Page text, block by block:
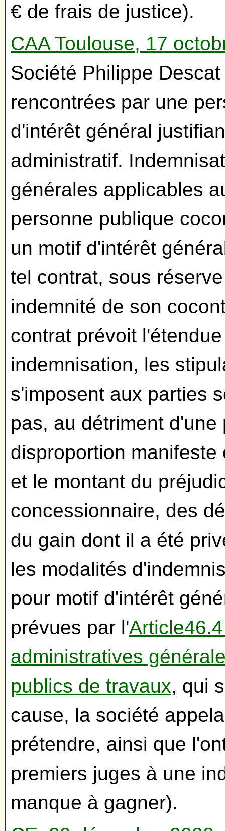
€ de frais de justice).
CAA Toulouse, 17
Société Philippe
rencontrées par une
d'intérêt général
administratif.
générales applicables
personne publique
un motif d'intérêt
tel contrat, sous
indemnité de son
contrat prévoit
indemnisation, les
s'imposent aux parties
pas, au détriment
disproportion
et le montant du
concessionnaire, des
du gain dont il a été
les modalités
pour motif d'intérêt
prévues par l'
administratives
publics de travaux, qui
cause, la société
prétendre, ainsi que
premiers juges à une
manque à gagner).